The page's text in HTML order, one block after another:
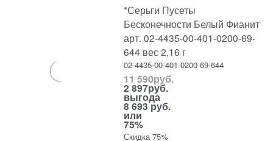
*Серьги Пусеты
Бесконечности Белый Фианит
арт. 02-4435-00-401-0200-69-
644 вес 2,16 г
02-4435-00-401-0200-69-644
11 590руб.
2 897руб.
выгода
8 693 руб.
или
75%
Скидка 75%